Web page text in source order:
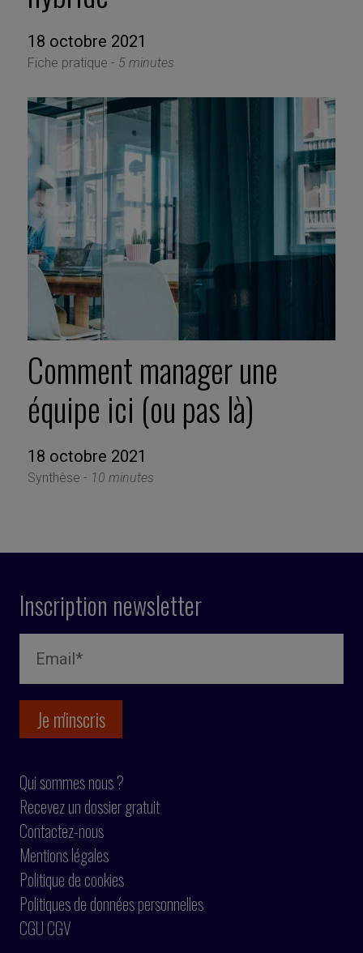
18 octobre 2021
Fiche pratique - 5 minutes
Comment manager une
équipe ici (ou pas là)
18 octobre 2021
Synthèse - 10 minutes
Inscription newsletter
Qui sommes nous ?
Recevez un dossier gratuit
Contactez-nous
Mentions légales
Politique de cookies
Politiques de données personnelles
CGU CGV